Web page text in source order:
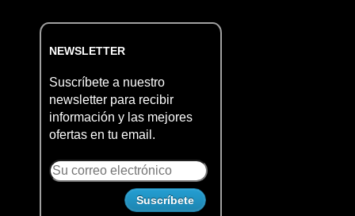
NEWSLETTER
Suscríbete a nuestro
newsletter para recibir
información y las mejores
ofertas en tu email.